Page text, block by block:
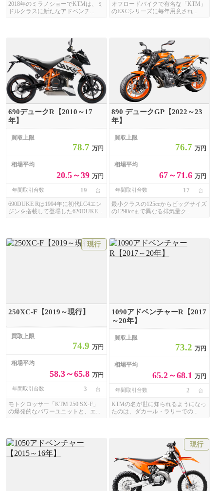
2018年のミラノショーでKTMは、ミ
ドルクラスに新たなアドベンチ...
オフロードバイクで有名な「KTM」
のEXCシリーズに毎年用意され...
690デュークR【2010～17
年】
買取上限
78.7 万円
相場平均
20.5～39 万円
年間取引台数 19 台
690DUKE Rは1994年に初代LC4エン
ジンを搭載して登場した620DUKE...
890 デュークGP【2022～23
年】
買取上限
76.7万円
相場平均
67～71.6万円
年間取引台数 17 台
最小クラスの125ccからビッグサイズ
の1290ccまで異なる排気量ク...
現行
250XC-F【2019～現行】
買取上限
74.9 万円
相場平均
58.3～65.8 万円
年間取引台数 3 台
モトクロッサー「KTM 250 SX-F」
の爆発的なパワーユニットと、エ...
1090アドベンチャーR【2017
～20年】
買取上限
73.2万円
相場平均
65.2～68.1万円
年間取引台数 2 台
KTMの名が世に知られるようになっ
たのは、ダカール・ラリーでの...
現行